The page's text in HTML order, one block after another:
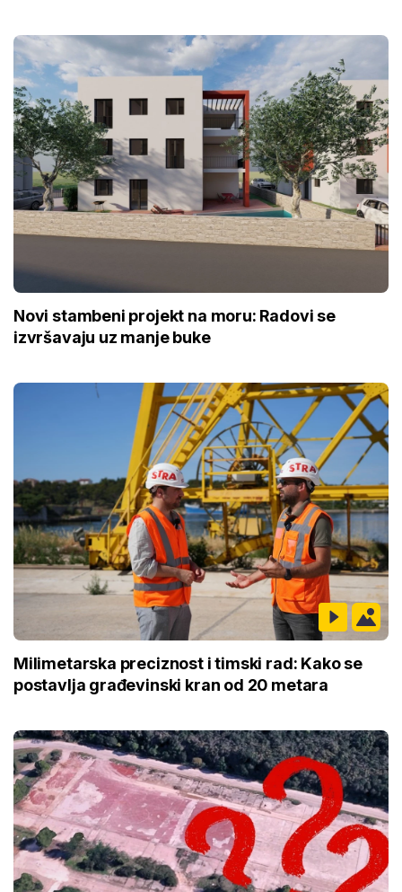
Novi stambeni projekt na moru: Radovi se
izvršavaju uz manje buke
Milimetarska preciznost i timski rad: Kako se
postavlja građevinski kran od 20 metara